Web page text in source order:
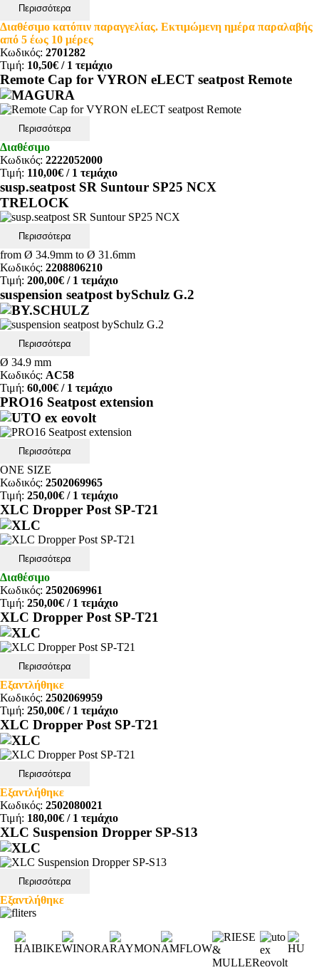
Περισσότερα
Διαθέσιμο κατόπιν παραγγελίας. Εκτιμώμενη ημέρα παραλαβής
από 5 έως 10 μέρες
Κωδικός: 2701282
Τιμή: 10,50€ / 1 τεμάχιο
Remote Cap for VYRON eLECT seatpost Remote
Περισσότερα
Διαθέσιμο
Κωδικός: 2222052000
Τιμή: 110,00€ / 1 τεμάχιο
susp.seatpost SR Suntour SP25 NCX
TRELOCK
Περισσότερα
from Ø 34.9mm to Ø 31.6mm
Κωδικός: 2208806210
Τιμή: 200,00€ / 1 τεμάχιο
suspension seatpost bySchulz G.2
Περισσότερα
Ø 34.9 mm
Κωδικός: AC58
Τιμή: 60,00€ / 1 τεμάχιο
PRO16 Seatpost extension
Περισσότερα
ONE SIZE
Κωδικός: 2502069965
Τιμή: 250,00€ / 1 τεμάχιο
XLC Dropper Post SP-T21
Περισσότερα
Διαθέσιμο
Κωδικός: 2502069961
Τιμή: 250,00€ / 1 τεμάχιο
XLC Dropper Post SP-T21
Περισσότερα
Εξαντλήθηκε
Κωδικός: 2502069959
Τιμή: 250,00€ / 1 τεμάχιο
XLC Dropper Post SP-T21
Περισσότερα
Εξαντλήθηκε
Κωδικός: 2502080021
Τιμή: 180,00€ / 1 τεμάχιο
XLC Suspension Dropper SP-S13
Περισσότερα
Εξαντλήθηκε